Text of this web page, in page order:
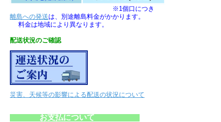
※1個口につき
離島への発送は、別途離島料金がかかります。
料金は地域により異なります。
配送状況のご確認
災害、天候等の影響による配送の状況について
お支払について